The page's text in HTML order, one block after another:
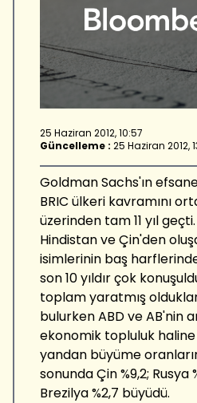
25 Haziran 2012, 10:57
Güncelleme : 25 Haziran 2012,
Goldman Sachs'ın
BRIC ülkeri kavramını
üzerinden tam 11 yıl
Hindistan ve Çin'den
isimlerinin baş
son 10 yıldır çok
toplam yaratmış
bulurken ABD ve AB'nin
ekonomik topluluk
yandan büyüme
sonunda Çin %9,2; Rusya
Brezilya %2,7 büyüdü.